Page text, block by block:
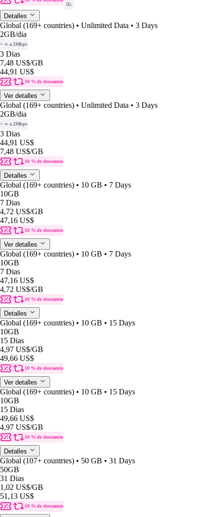
5G
Detalles
Global (169+ countries) • Unlimited Data • 3 Days
2GB/dia
+ ∞ a 2Mbps
3 Dias
7,48 US$/GB
44,91 US$
10 % de descuento
Ver detalles
Global (169+ countries) • Unlimited Data • 3 Days
2GB/dia
+ ∞ a 2Mbps
3 Dias
44,91 US$
7,48 US$/GB
10 % de descuento
Detalles
Global (169+ countries) • 10 GB • 7 Days
10GB
7 Dias
4,72 US$/GB
47,16 US$
10 % de descuento
Ver detalles
Global (169+ countries) • 10 GB • 7 Days
10GB
7 Dias
47,16 US$
4,72 US$/GB
10 % de descuento
Detalles
Global (169+ countries) • 10 GB • 15 Days
10GB
15 Dias
4,97 US$/GB
49,66 US$
10 % de descuento
Ver detalles
Global (169+ countries) • 10 GB • 15 Days
10GB
15 Dias
49,66 US$
4,97 US$/GB
10 % de descuento
Detalles
Global (107+ countries) • 50 GB • 31 Days
50GB
31 Dias
1,02 US$/GB
51,13 US$
10 % de descuento